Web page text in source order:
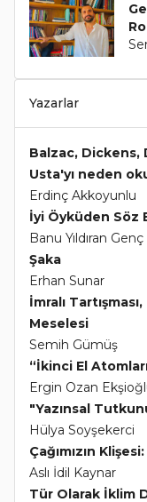
Yazarlar
Balzac, Dickens,
Usta'yı neden
Erdinç Akkoyunlu
İyi Öyküden
Banu Yıldıran Genç
Şaka
Erhan Sunar
İmralı
Meselesi
Semih Gümüş
“İkinci El
Ergin Ozan
"Yazınsal
Hülya Soyşekerci
Çağımızın
Aslı İdil Kaynar
Tür Olarak İklim